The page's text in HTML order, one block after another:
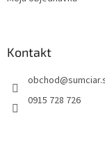
Kontakt
obchod@
0915 728 726